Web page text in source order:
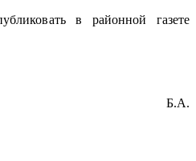
в районной газете
Б.А.